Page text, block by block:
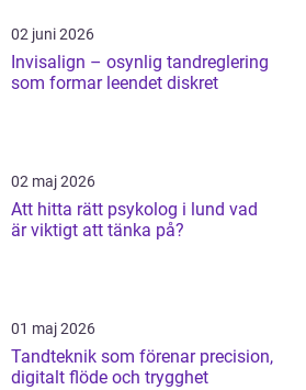
02 juni 2026
Invisalign – osynlig tandreglering
som formar leendet diskret
02 maj 2026
Att hitta rätt psykolog i lund vad
är viktigt att tänka på?
01 maj 2026
Tandteknik som förenar precision,
digitalt flöde och trygghet